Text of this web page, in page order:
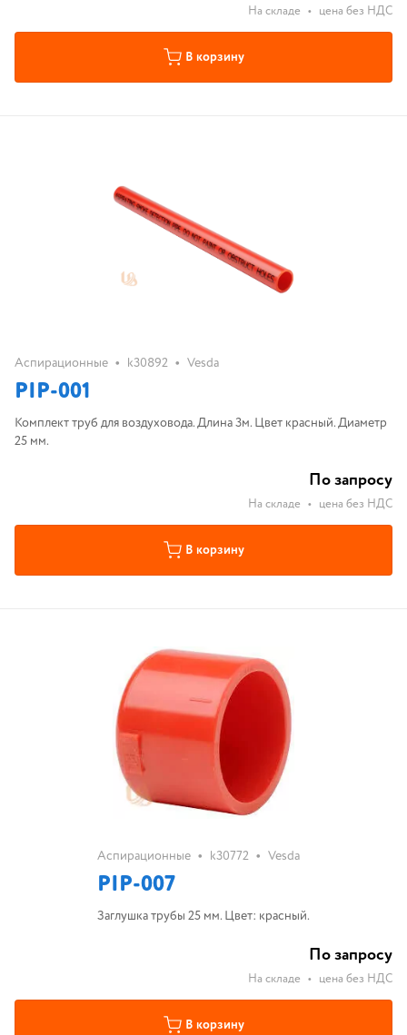
На складе • цена без НДС
В корзину
Аспирационные • k30892 • Vesda
PIP-001
Комплект труб для воздуховода. Длина 3м. Цвет красный. Диаметр
25 мм.
По запросу
На складе • цена без НДС
В корзину
Аспирационные • k30772 • Vesda
PIP-007
Заглушка трубы 25 мм. Цвет: красный.
По запросу
На складе • цена без НДС
В корзину